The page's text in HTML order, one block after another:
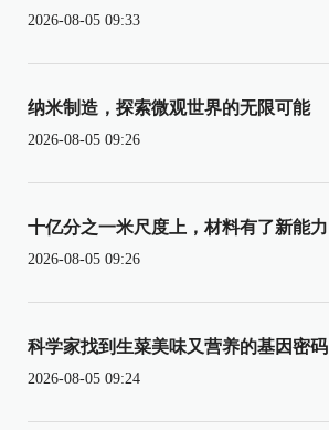
2026-08-05 09:33
纳米制造，探索微观世界的无限可能
2026-08-05 09:26
十亿分之一米尺度上，材料有了新能力
2026-08-05 09:26
科学家找到生菜美味又营养的基因密码
2026-08-05 09:24